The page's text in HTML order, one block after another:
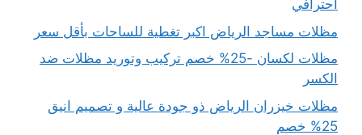
احترافي
مظلات مساجد الرياض اكبر تغطية للساحات بأقل سعر
مظلات لكسان -25% خصم تركيب وتوريد مظلات ضد
الكسر
مظلات خيزران الرياض ذو جودة عالية و تصميم انيق
25% خصم